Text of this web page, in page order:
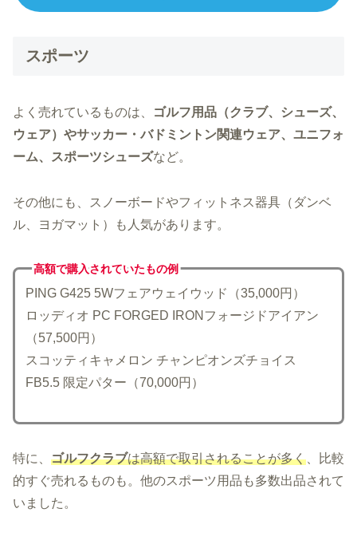
スポーツ
よく売れているものは、
ゴルフ用品（クラブ、シューズ、
ウェア）やサッカー・バドミントン関連ウェア、ユニフォ
ーム、スポーツシューズなど。
その他にも、スノーボードやフィットネス器具（ダンベ
ル、ヨガマット）も人気があります。
高額で購入されていたもの例
PING G425 5Wフェアウェイウッド（35,000円）
ロッディオ PC FORGED IRONフォージドアイアン
（57,500円）
スコッティキャメロン チャンピオンズチョイス
FB5.5 限定パター（70,000円）
特に、 ゴルフクラブは高額で取引されることが多く 、比較
的すぐ売れるものも。他のスポーツ用品も多数出品されて
いました。